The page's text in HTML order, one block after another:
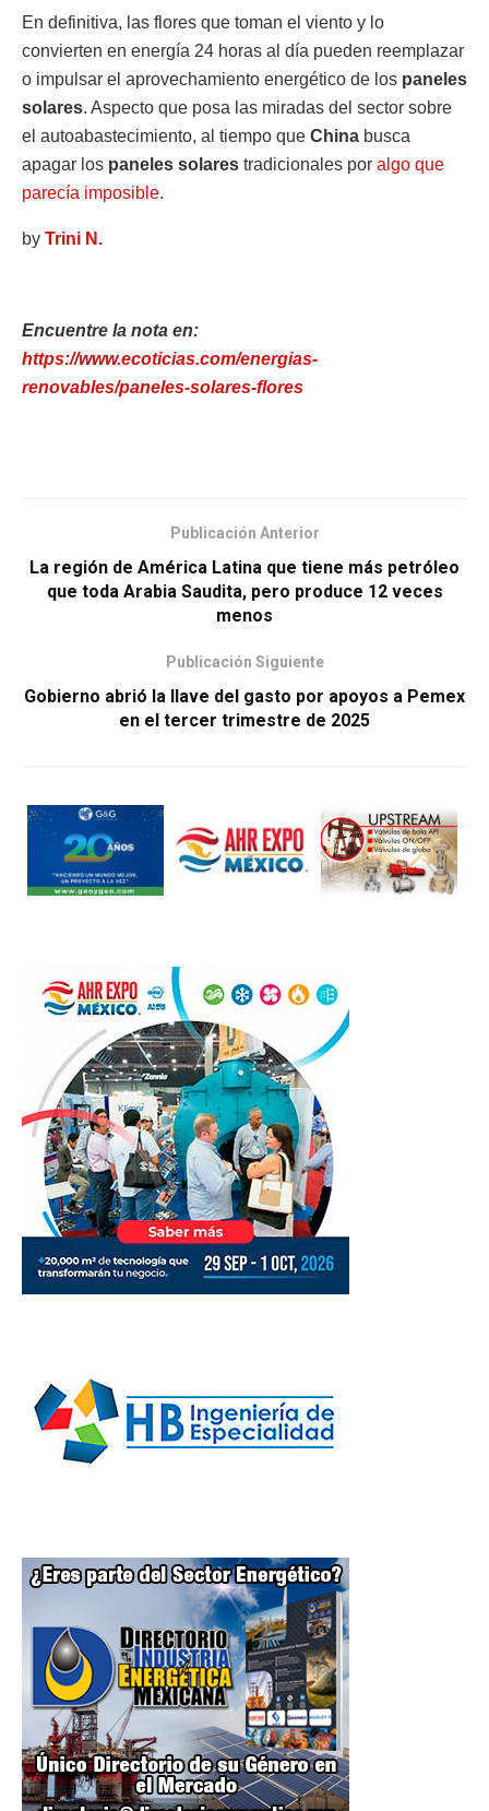
En definitiva, las flores que toman el viento y lo
convierten en energía 24 horas al día pueden reemplazar
o impulsar el aprovechamiento energético de los paneles
solares. Aspecto que posa las miradas del sector sobre
el autoabastecimiento, al tiempo que China busca
apagar los paneles solares tradicionales por algo que
parecía imposible.
by Trini N.
Encuentre la nota en:
https://www.ecoticias.com/energias-
renovables/paneles-solares-flores
Publicación Anterior
La región de América Latina que tiene más petróleo
que toda Arabia Saudita, pero produce 12 veces
menos
Publicación Siguiente
Gobierno abrió la llave del gasto por apoyos a Pemex
en el tercer trimestre de 2025